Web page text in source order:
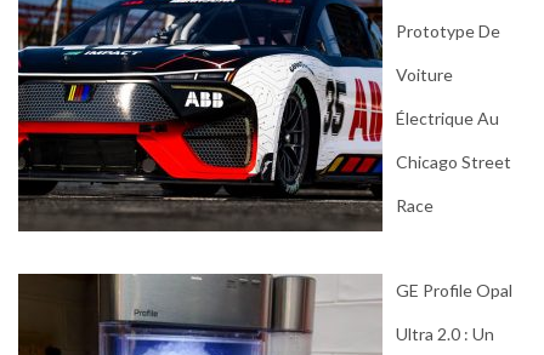
Prototype De
Voiture
Électrique Au
Chicago Street
Race
GE Profile Opal
Ultra 2.0 : Un